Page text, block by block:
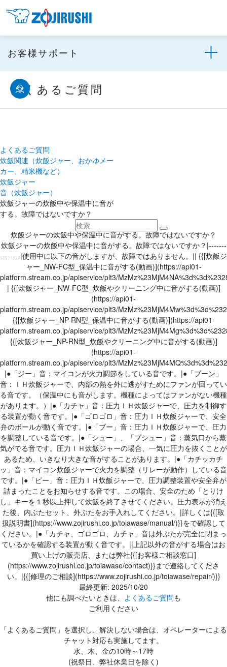
お客様サポート
よくあるご質問
よくあるご質問
炊飯関連（炊飯ジャー、おかゆメー
カー、精米機など）
炊飯ジャー
音（炊飯ジャー）
炊飯ジャーの炊飯中や保温中に音が
する。故障ではないですか？
炊飯ジャーの炊飯中や保温中に音がする。故障ではないですか？
炊飯ジャーの炊飯中や保温中に音がする。故障ではないですか？|-------
--------|使用中に以下の音がしますが、故障ではありません。|| {{[炊飯ジ
ャー_NW-FC型_保温中に音がする(動画)](https://api01-
platform.stream.co.jp/apiservice/plt3/
| {{[炊飯ジャー_NW-FC型_炊飯やクリーニング中に音がする(動画)]
(https://api01-
platform.stream.co.jp/apiservice/plt3/
{{[炊飯ジャー_NP-RN型_保温中に音がする(動画)](https://api01-
platform.stream.co.jp/apiservice/plt3/
{{[炊飯ジャー_NP-RN型_炊飯やクリーニング中に音がする(動画)]
(https://api01-
platform.stream.co.jp/apiservice/plt3/
|●「ジー」音：マイコンが火力調節をしている音です。|●「ブーン」
音：ＩＨ炊飯ジャーで、内部の熱を外に逃がすためにファンが回ってい
る音です。（保温中にも音がします。機種によってはファンがない機種
があります。）|●「カチャ」音：圧力ＩＨ炊飯ジャーで、圧力を制御す
る装置が動く音です。|●「ゴロゴロ」音：圧力ＩＨ炊飯ジャーで、安全
弁のボールが動く音です。|●「ブー」音：圧力ＩＨ炊飯ジャーで、圧力
を調整している音です。|●「シュー」、「プシュー」音：蒸気口から蒸
気がでる音です。圧力ＩＨ炊飯ジャーの場合、一気に圧力を抜くことが
あるため、いきなり大きな音がすることがあります。|●「カチッカチ
ッ」音：マイコン炊飯ジャーで火力を調整（リレーが動作）している音
です。|●「ピー」音：圧力ＩＨ炊飯ジャーで、圧力調整装置や安全弁が
詰まったことをお知らせする音です。この場合、安全のため「とりけ
し」キーを１秒以上押して炊飯を終了させてください。圧力表示が消え
た後、内ぶたセット、外ぶたをお手入れしてください。|詳しくは{{[取
扱説明書](https://www.zojirushi.co.jp/toiawase/manual/)}}をで確認して
ください。|●「カチャ、ゴロゴロ、カチャ」音は外ぶたが完全に閉まっ
ているかを確認する装置が動く音です。||上記以外の音がする場合はお
買い上げの販売店、または弊社{{[お客様ご相談窓口]
(https://www.zojirushi.co.jp/toiawase/contact)}}まで連絡してくださ
い。|{{[修理のご相談](https://www.zojirushi.co.jp/toiawase/repair/)}}
最終更新: 2025/10/20
他にも調べたいときは、 よくあるご質問も
ご利用ください
「よくあるご質問」を選択し、解決しない場合は、オペレーターによる
チャット対応も実施してます。
水、木、金の10時～17時
(祝祭日、弊社休業日を除く)